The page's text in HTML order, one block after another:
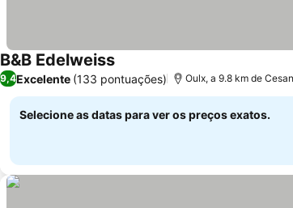
B&B Edelweiss
9,4Excelente (133 pontuações) Oulx, a 9.8 km de
Selecione as datas para ver os preços exatos.